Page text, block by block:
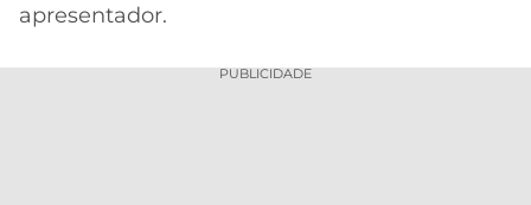
apresentador.
PUBLICIDADE